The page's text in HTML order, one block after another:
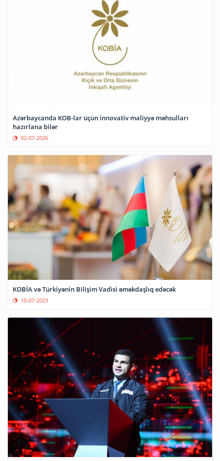
Azərbaycanda KOB-lar üçün innovativ maliyyə məhsulları
hazırlana bilər
02-07-2026
KOBİA və Türkiyənin Bilişim Vadisi əməkdaşlıq edəcək
10-07-2023